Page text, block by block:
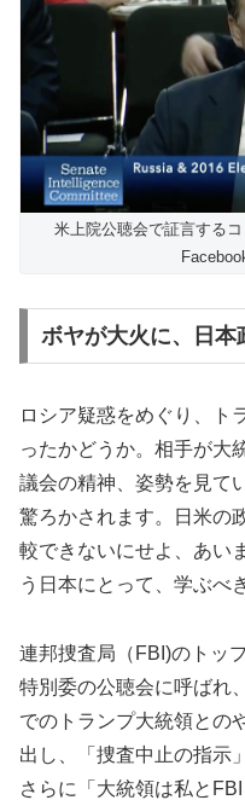
米上院公聴会で証言する
ボヤが大火に、日本
ロシア疑惑をめぐり、ト
ったかどうか。相手が大
議会の精神、姿勢を見て
驚ろかされます。日米の
較できないにせよ、あい
う日本にとって、学ぶべ
連邦捜査局（FBI)のトッ
特別委の公聴会に呼ばれ
でのトランプ大統領との
出し、「捜査中止の指示
さらに「大統領は私と